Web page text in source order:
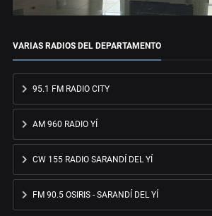
VARIAS RADIOS DEL DEPARTAMENTO
95.1 FM RADIO CITY
AM 960 RADIO YÍ
CW 155 RADIO SARANDÍ DEL YÍ
FM 90.5 OSIRIS - SARANDÍ DEL YÍ